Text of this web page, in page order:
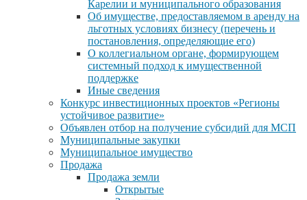
Карелии и муниципального образования
Об имуществе, предоставляемом в аренду на
льготных условиях бизнесу (перечень и
постановления, определяющие его)
О коллегиальном органе, формирующем
системный подход к имущественной
поддержке
Иные сведения
Конкурс инвестиционных проектов «Регионы
устойчивое развитие»
Объявлен отбор на получение субсидий для МСП
Муниципальные закупки
Муниципальное имущество
Продажа
Продажа земли
Открытые